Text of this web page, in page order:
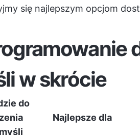
się najlepszym opcjom
w skrócie
do
Najlepsze dla